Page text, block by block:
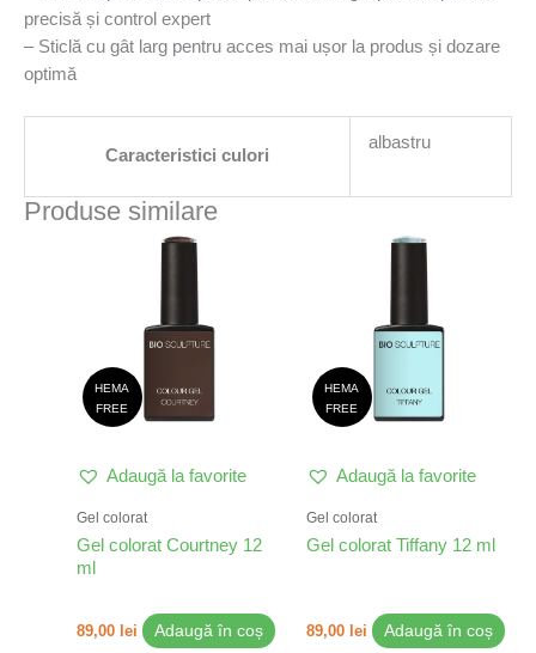
precisă și control expert
– Sticlă cu gât larg pentru acces mai ușor la produs și dozare
optimă
Caracteristici culori
albastru
Produse similare
HEMA
FREE
Adaugă la favorite
Gel colorat
Gel colorat Courtney 12
ml
89,00 lei Adaugă în coș
HEMA
FREE
Adaugă la favorite
Gel colorat
Gel colorat Tiffany 12 ml
89,00 lei Adaugă în coș